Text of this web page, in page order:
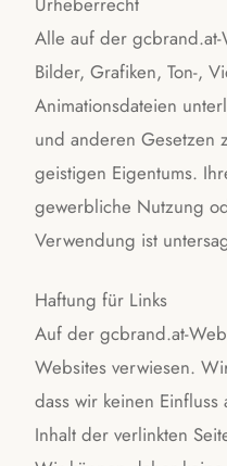
Alle auf der gcbrand.at-
Bilder, Grafiken, Ton-,
Animationsdateien
und anderen Gesetzen
geistigen Eigentums.
gewerbliche Nutzung
Verwendung ist
Haftung für Links
Auf der gcbrand.at-
Websites verwiesen.
dass wir keinen
Inhalt der verlinkten